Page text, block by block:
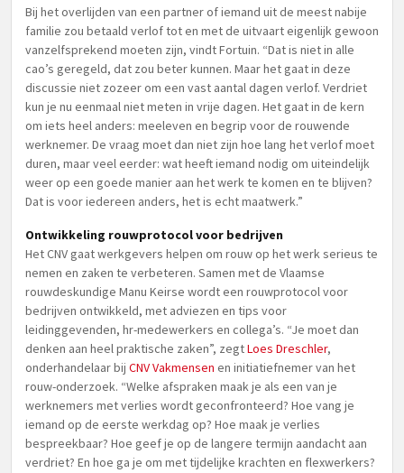
Bij het overlijden van een partner of iemand uit de meest nabije
familie zou betaald verlof tot en met de uitvaart eigenlijk gewoon
vanzelfsprekend moeten zijn, vindt Fortuin. “Dat is niet in alle
cao’s geregeld, dat zou beter kunnen. Maar het gaat in deze
discussie niet zozeer om een vast aantal dagen verlof. Verdriet
kun je nu eenmaal niet meten in vrije dagen. Het gaat in de kern
om iets heel anders: meeleven en begrip voor de rouwende
werknemer. De vraag moet dan niet zijn hoe lang het verlof moet
duren, maar veel eerder: wat heeft iemand nodig om uiteindelijk
weer op een goede manier aan het werk te komen en te blijven?
Dat is voor iedereen anders, het is echt maatwerk.”
Ontwikkeling rouwprotocol voor bedrijven
Het CNV gaat werkgevers helpen om rouw op het werk serieus te
nemen en zaken te verbeteren. Samen met de Vlaamse
rouwdeskundige Manu Keirse wordt een rouwprotocol voor
bedrijven ontwikkeld, met adviezen en tips voor
leidinggevenden, hr-medewerkers en collega’s. “Je moet dan
denken aan heel praktische zaken”, zegtLoes Dreschler,
onderhandelaar bij CNV Vakmensen en initiatiefnemer van het
rouw-onderzoek. “Welke afspraken maak je als een van je
werknemers met verlies wordt geconfronteerd? Hoe vang je
iemand op de eerste werkdag op? Hoe maak je verlies
bespreekbaar? Hoe geef je op de langere termijn aandacht aan
verdriet? En hoe ga je om met tijdelijke krachten en flexwerkers?